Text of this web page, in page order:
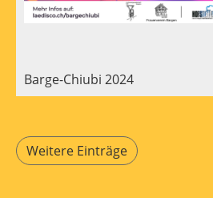
Barge-Chiubi 2024
Weitere Einträge